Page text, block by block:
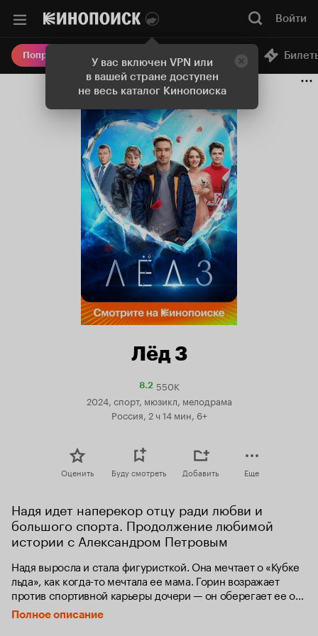
У вас включен VPN или
в вашей стране доступен
не весь каталог Кинопоиска
Войти
Попробовать Плюс Онлайн-кинотеатр
Лёд 3
8.2Рейтинг
550K
2024, спорт, мюзикл, мелодрама
Россия, 2 ч 14 мин, 6+
Оценить Буду смотреть Добавить Еще
Надя идет наперекор отцу ради любви и
большого спорта. Продолжение любимой
истории с Александром Петровым
Надя выросла и стала фигуристкой. Она мечтает о «Кубке
льда», как когда-то мечтала ее мама. Горин возражает
против спортивной карьеры дочери — он оберегает ее от
любых трудностей. На тайной тренировке Надя
знакомится с молодым и дерзким хоккеистом из Москвы,
Полное описание